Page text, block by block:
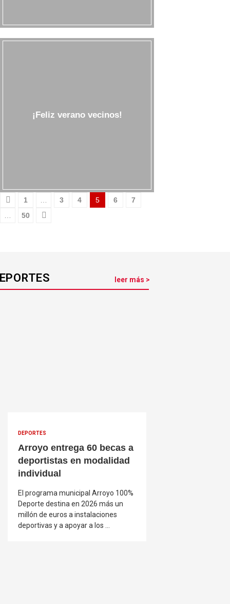
¡Feliz verano vecinos!
1 3 4 5 6
7
50
leer más >
DEPORTES
Arroyo entrega 60 becas a
deportistas en modalidad
individual
El programa municipal Arroyo 100%
Deporte destina en 2026 más un
millón de euros a instalaciones
deportivas y a apoyar a los …